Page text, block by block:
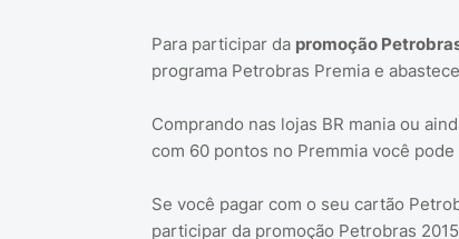
Para participar da promoção
programa Petrobras Premia e
Comprando nas lojas BR mania ou
com 60 pontos no Premmia você
Se você pagar com o seu cartão
participar da promoção Petrobras